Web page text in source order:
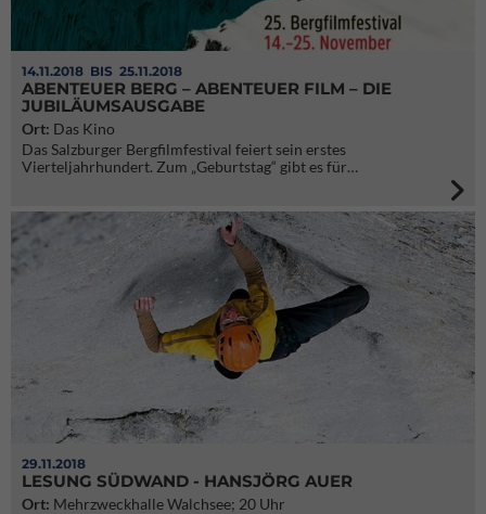
14.11.2018 BIS 25.11.2018
ABENTEUER BERG – ABENTEUER FILM – DIE
JUBILÄUMSAUSGABE
Ort: Das Kino
Das Salzburger Bergfilmfestival feiert sein erstes
Vierteljahrhundert. Zum „Geburtstag“ gibt es für…
29.11.2018
LESUNG SÜDWAND - HANSJÖRG AUER
Ort: Mehrzweckhalle Walchsee; 20 Uhr